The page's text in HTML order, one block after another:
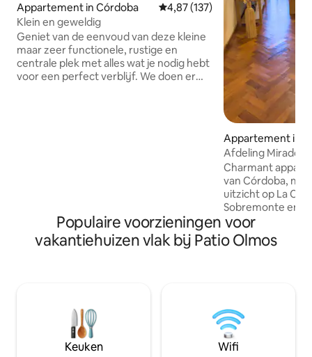
Appartement in Córdoba Gemiddelde beoordeling van
4,87 (137)
Klein en geweldig
Geniet van de eenvoud van deze kleine
maar zeer functionele, rustige en
centrale plek met alles wat je nodig hebt
voor een perfect verblijf. We doen er
Appartement in
Afdeling Mirador
Charmant
van Córdoba,
uitzicht op La
Sobremonte en
Ideaal voor twee
combineert het
met de charme
loopafstand. De ruimte heeft: - volledige
keuken - AC en
woonkamer en
beddengoed -
Populaire voorzieningen voor
vakantiehuizen vlak bij Patio Olmos
Keuken Wifi